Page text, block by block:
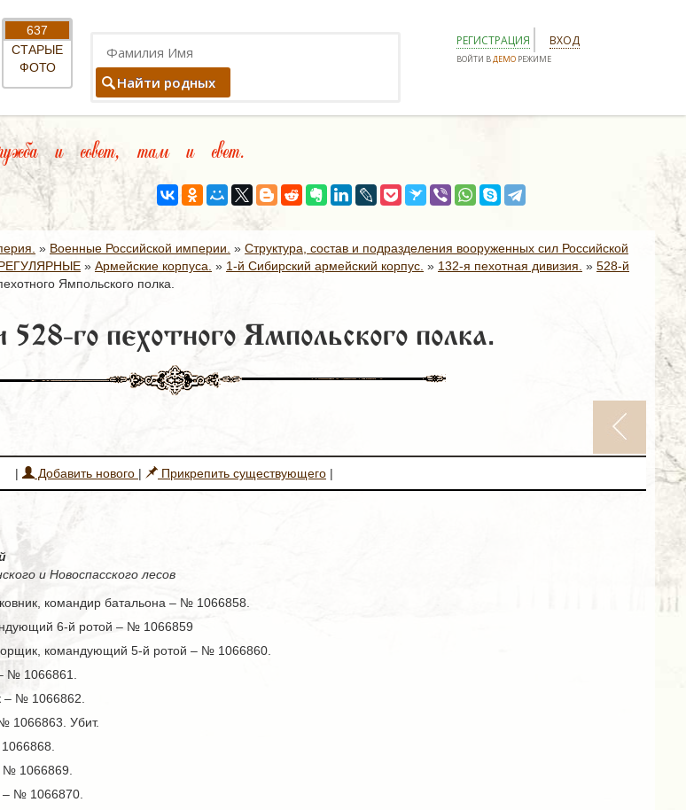
637
СТАРЫЕ
ФОТО
Найти родных
РЕГИСТРАЦИЯ ВХОД
ВОЙТИ ВДЕМО РЕЖИМЕ
и совет, там и свет.
» Военные Российской империи. » Структура, состав и подразделения вооруженных сил Российской
» Армейские корпуса. » 1-й Сибирский армейский корпус. » 132-я пехотная дивизия. » 528-й
Ямпольского полка.
528-го пехотного Ямпольского полка.
| Добавить нового | Прикрепить существующего |
и Новоспасского лесов
командир батальона – № 1066858.
6-й ротой – № 1066859
командующий 5-й ротой – № 1066860.
№ 1066861.
– № 1066862.
1066863. Убит.
№ 1066869.
№ 1066870.